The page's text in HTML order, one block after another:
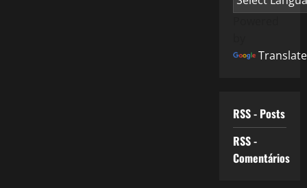
Translate
RSS - Posts
RSS -
Comentários